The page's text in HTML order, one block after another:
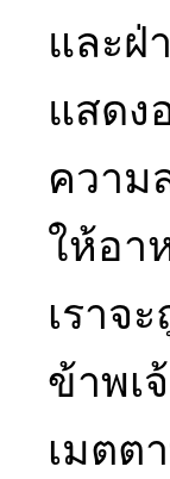
และฝ่
แสด
ความ
ให้อา
เรา
ข้าพเ
เมต